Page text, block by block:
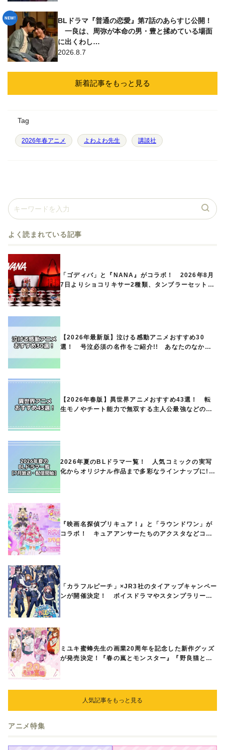
BLドラマ『普通の恋愛』第7話のあらすじ公開！
一良は、周弥が本命の男・豊と揉めている場面
に出くわし…
2026.8.7
新着記事をもっと見る
Tag
2026年春アニメ よわよわ先生 講談社
よく読まれている記事
「ゴディバ」と『NANA』がコラボ！ 2026年8月
7日よりショコリキサー2種類、タンブラーセットな
【2026年最新版】泣ける感動アニメおすすめ30
選！ 号泣必須の名作をご紹介!! あなたのなかの
【2026年春版】異世界アニメおすすめ43選！ 転
生モノやチート能力で無双する主人公最強などの人
2026年夏のBLドラマ一覧！ 人気コミックの実写
化からオリジナル作品まで多彩なラインナップに!!
『映画名探偵プリキュア！』と「ラウンドワン」が
コラボ！ キュアアンサーたちのアクスタなどコラ
「カラフルピーチ」×JR3社のタイアップキャンペー
ンが開催決定！ ボイスドラマやスタンプラリー、
ミユキ蜜蜂先生の画業20周年を記念した新作グッズ
が発売決定！『春の嵐とモンスター』『野良猫と
人気記事をもっと見る
アニメ特集